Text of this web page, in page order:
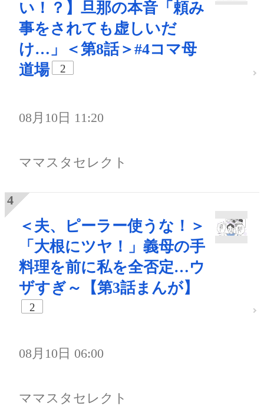
い！？】旦那の本音「頼み
事をされても虚しいだ
け…」＜第8話＞#4コマ母
道場
2
08月10日 11:20
ママスタセレクト
＜夫、ピーラー使うな！＞
「大根にツヤ！」義母の手
料理を前に私を全否定…ウ
ザすぎ～【第3話まんが】
2
08月10日 06:00
ママスタセレクト